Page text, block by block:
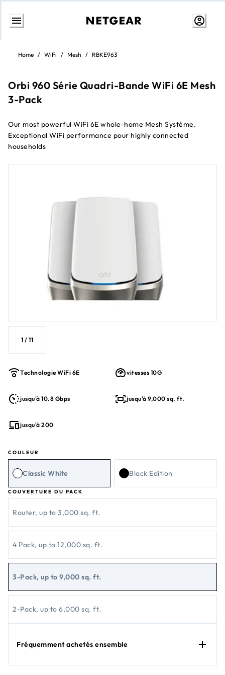
Aller
contenu
Home / WiFi / Mesh / RBKE963
Orbi 960 Série Quadri-Bande WiFi 6E Mesh
3-Pack
Our most powerful WiFi 6E whole-home Mesh Système.
Exceptional WiFi performance pour highly connected
households
1 / 11
Technologie WiFi 6E vitesses 10G
jusqu'à 10.8 Gbps jusqu'à 9,000 sq. ft.
jusqu'à 200
COULEUR
Classic White Black Edition
COUVERTURE DU PACK
Router, up to 3,000 sq. ft.
4 Pack, up to 12,000 sq. ft.
3-Pack, up to 9,000 sq. ft.
2-Pack, up to 6,000 sq. ft.
Fréquemment achetés ensemble